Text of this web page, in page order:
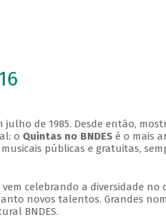
julho de 1985. Desde então,
o Quintas no BNDESé o mais
públicas e gratuitas,
vem celebrando a diversidade no
novos talentos. Grandes
BNDES.